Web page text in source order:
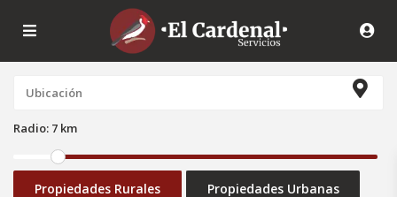
Radio: 7 km
Propiedades Rurales Propiedades Urbanas